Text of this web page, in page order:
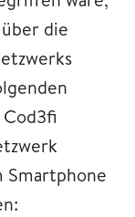
die
Cod3fi
Smartphone